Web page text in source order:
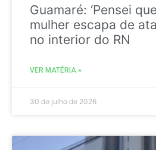
Guamaré: ‘Pensei
mulher escapa de
no interior do RN
VER MATÉRIA »
30 de julho de 2026